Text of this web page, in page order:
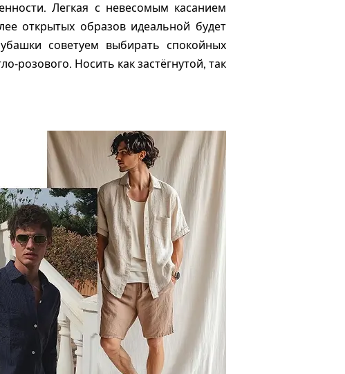
Легкая с невесомым касанием
открытых образов идеальной будет
советуем выбирать спокойных
розового. Носить как застёгнутой, так